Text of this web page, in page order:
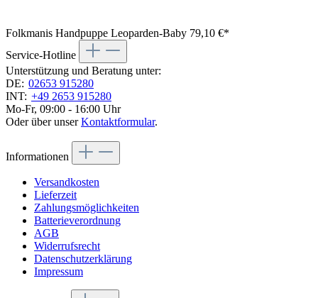
Folkmanis Handpuppe Leoparden-Baby 79,10 €*
Service-Hotline
Unterstützung und Beratung unter:
DE: 02653 915280
INT: +49 2653 915280
Mo-Fr, 09:00 - 16:00 Uhr
Oder über unserKontaktformular.
Informationen
Versandkosten
Lieferzeit
Zahlungsmöglichkeiten
Batterieverordnung
AGB
Widerrufsrecht
Datenschutzerklärung
Impressum